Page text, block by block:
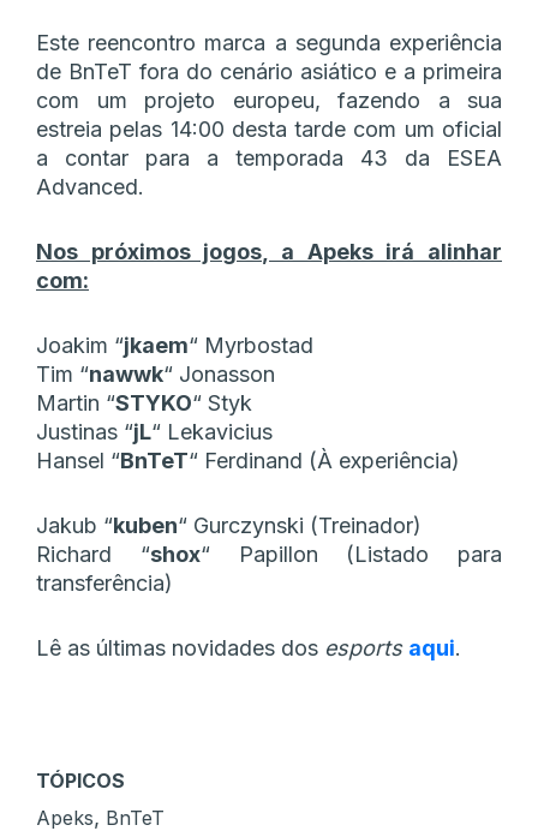
Este reencontro marca a segunda experiência
de BnTeT fora do cenário asiático e a primeira
com um projeto europeu, fazendo a sua
estreia pelas 14:00 desta tarde com um oficial
a contar para a temporada 43 da ESEA
Advanced.
Nos próximos jogos, a Apeks irá alinhar
com:
Joakim “⁠jkaem⁠“ Myrbostad
Tim “⁠nawwk⁠“ Jonasson
Martin “⁠STYKO⁠“ Styk
Justinas “⁠jL⁠“ Lekavicius
Hansel “⁠BnTeT⁠“ Ferdinand (À experiência)
Jakub “⁠kuben⁠“ Gurczynski (Treinador)
Richard “⁠shox⁠“Papillon (Listado para
transferência)
Lê as últimas novidades dos esports aqui.
TÓPICOS
Apeks, BnTeT